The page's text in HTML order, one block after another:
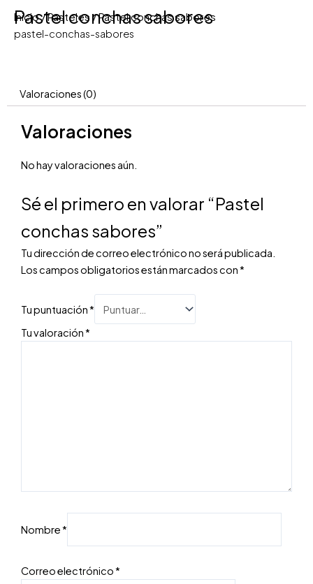
Inicio/Pasteles / Pastel conchas sabores
Pastel conchas sabores
pastel-conchas-sabores
Valoraciones (0)
Valoraciones
No hay valoraciones aún.
Sé el primero en valorar “Pastel
conchas sabores”
Tu dirección de correo electrónico no será publicada.
Los campos obligatorios están marcados con*
Tu puntuación*
Tu valoración*
Nombre*
Correo electrónico*